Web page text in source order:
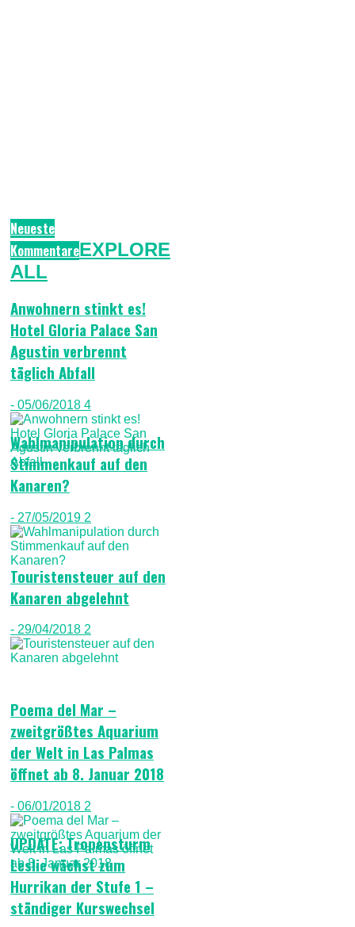
Neueste
KommentareEXPLORE
ALL
Anwohnern stinkt es!
Hotel Gloria Palace San
Agustin verbrennt
täglich Abfall
- 05/06/2018 4
Wahlmanipulation durch
Stimmenkauf auf den
Kanaren?
- 27/05/2019 2
Touristensteuer auf den
Kanaren abgelehnt
- 29/04/2018 2
Poema del Mar –
zweitgrößtes Aquarium
der Welt in Las Palmas
öffnet ab 8. Januar 2018
- 06/01/2018 2
UPDATE: Tropensturm
Leslie wächst zum
Hurrikan der Stufe 1 –
ständiger Kurswechsel